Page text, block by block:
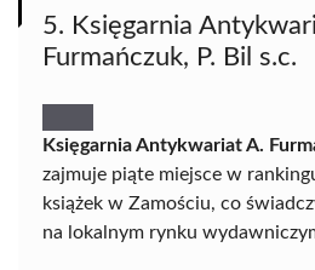
5. Księgarnia
Furmańczuk, P. Bil s.c.
Księgarnia Antykwariat A.
zajmuje piąte miejsce w
książek w Zamościu, co
na lokalnym rynku